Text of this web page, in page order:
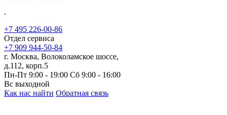
.
+7 495 226-00-86
Отдел сервиса
+7 909 944-50-84
г. Москва, Волоколамское шоссе,
д.112, корп.5
Пн-Пт 9:00 - 19:00 Сб 9:00 - 16:00
Вс выходной
Как нас найти Обратная связь